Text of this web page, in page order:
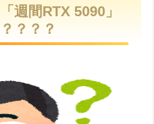
u
週間RTX 5090」
？？？